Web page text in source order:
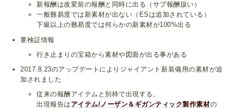
新報酬は改変前の報酬と同時に出る（サブ報酬扱い）
一般難易度では新素材が出ない（ESは追加されている）
下級以上の難易度では何らかの新素材が100%出る
要検証情報
行き止まりの宝箱から素材や図面が出る事がある
2017.8.23のアップデートによりジャイアント新装備用の素材が追
加されました
従来の報酬アイテムと別枠で出現する。
出現報告は アイテム/ノーザン＆ギガンティック製作素材の